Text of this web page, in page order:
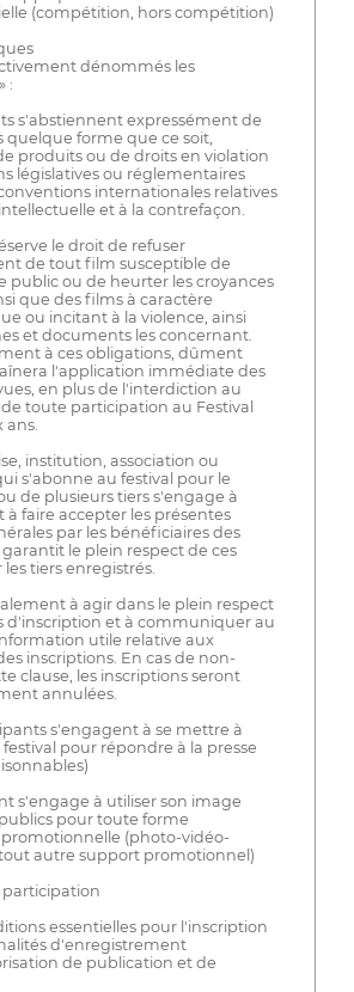
(compétition, hors compétition)
dénommés les
:
s'abstiennent expressément de
quelque forme que ce soit,
produits ou de droits en violation
législatives ou réglementaires
internationales relatives
et à la contrefaçon.
le droit de refuser
de tout film susceptible de
public ou de heurter les croyances
que des films à caractère
ou incitant à la violence, ainsi
et documents les concernant.
à ces obligations, dûment
l'application immédiate des
en plus de l'interdiction au
toute participation au Festival
institution, association ou
s'abonne au festival pour le
de plusieurs tiers s'engage à
faire accepter les présentes
par les bénéficiaires des
le plein respect de ces
tiers enregistrés.
à agir dans le plein respect
d'inscription et à communiquer au
utile relative aux
inscriptions. En cas de non-
clause, les inscriptions seront
annulées.
s'engagent à se mettre à
pour répondre à la presse
s'engage à utiliser son image
pour toute forme
(photo-vidéo-
autre support promotionnel)
essentielles pour l'inscription
d'enregistrement
de publication et de